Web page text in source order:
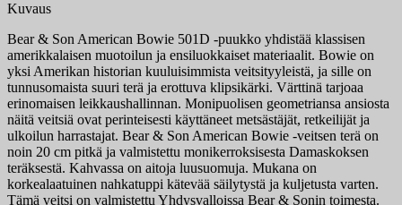
Kuvaus
Bear & Son American Bowie 501D -puukko yhdistää klassisen
amerikkalaisen muotoilun ja ensiluokkaiset materiaalit. Bowie on
yksi Amerikan historian kuuluisimmista veitsityyleistä, ja sille on
tunnusomaista suuri terä ja erottuva klipsikärki. Värttinä tarjoaa
erinomaisen leikkaushallinnan. Monipuolisen geometriansa ansiosta
näitä veitsiä ovat perinteisesti käyttäneet metsästäjät, retkeilijät ja
ulkoilun harrastajat. Bear & Son American Bowie -veitsen terä on
noin 20 cm pitkä ja valmistettu monikerroksisesta Damaskoksen
teräksestä. Kahvassa on aitoja luusuomuja. Mukana on
korkealaatuinen nahkatuppi kätevää säilytystä ja kuljetusta varten.
Tämä veitsi on valmistettu Yhdysvalloissa Bear & Sonin toimesta.